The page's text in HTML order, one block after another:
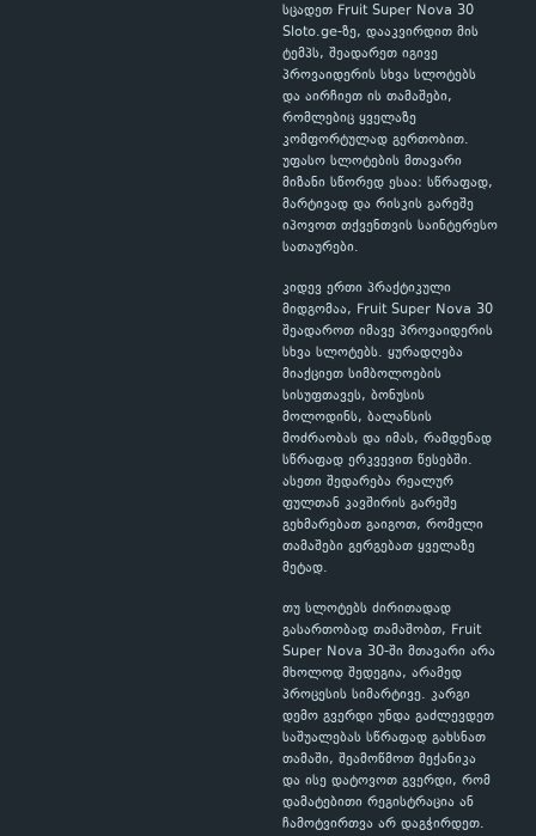
სცადეთ Fruit Super Nova 30
Sloto.ge-ზე, დააკვირდით მის
ტემპს, შეადარეთ იგივე
პროვაიდერის სხვა სლოტებს
და აირჩიეთ ის თამაშები,
რომლებიც ყველაზე
კომფორტულად გერთობით.
უფასო სლოტების მთავარი
მიზანი სწორედ ესაა: სწრაფად,
მარტივად და რისკის გარეშე
იპოვოთ თქვენთვის საინტერესო
სათაურები.
კიდევ ერთი პრაქტიკული
მიდგომაა, Fruit Super Nova 30
შეადაროთ იმავე პროვაიდერის
სხვა სლოტებს. ყურადღება
მიაქციეთ სიმბოლოების
სისუფთავეს, ბონუსის
მოლოდინს, ბალანსის
მოძრაობას და იმას, რამდენად
სწრაფად ერკვევით წესებში.
ასეთი შედარება რეალურ
ფულთან კავშირის გარეშე
გეხმარებათ გაიგოთ, რომელი
თამაშები გერგებათ ყველაზე
მეტად.
თუ სლოტებს ძირითადად
გასართობად თამაშობთ, Fruit
Super Nova 30-ში მთავარი არა
მხოლოდ შედეგია, არამედ
პროცესის სიმარტივე. კარგი
დემო გვერდი უნდა გაძლევდეთ
საშუალებას სწრაფად გახსნათ
თამაში, შეამოწმოთ მექანიკა
და ისე დატოვოთ გვერდი, რომ
დამატებითი რეგისტრაცია ან
ჩამოტვირთვა არ დაგჭირდეთ.